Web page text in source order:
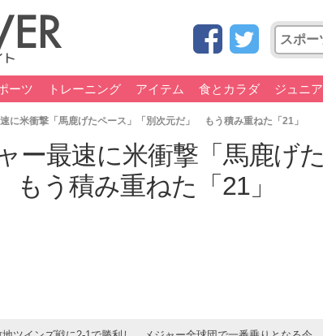
ーツ トレーニング アイテム 食とカラダ ジュニア
に米衝撃「馬鹿げたペース」「別次元だ」 もう積み重ねた「21」
ー最速に米衝撃「馬鹿げた
う積み重ねた「21」